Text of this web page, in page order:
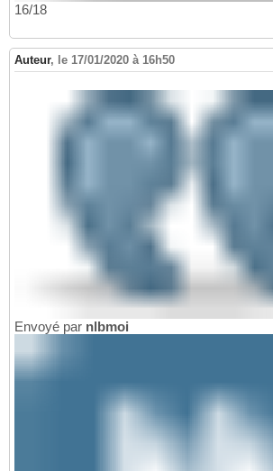
16/18
Auteur, le 17/01/2020 à 16h50
Envoyé par nlbmoi